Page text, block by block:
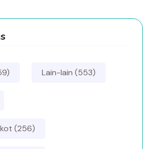
Lain-lain (553)
(256)